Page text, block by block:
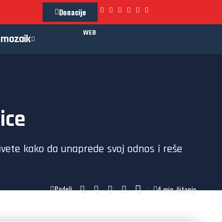
Donacije
mozaik WEB
kako da unaprede svoj odnos i reše
Podeli 4 min. čitanja